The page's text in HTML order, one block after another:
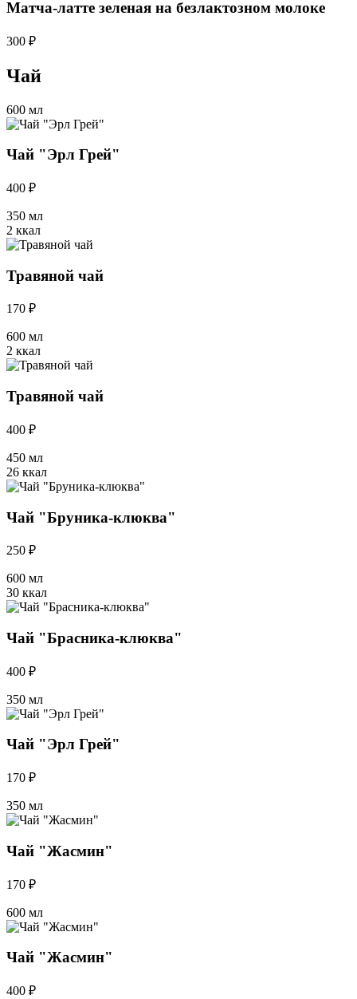
Матча-латте зеленая на безлактозном молоке
300 ₽
Чай
600 мл
Чай "Эрл Грей"
400 ₽
350 мл
2 ккал
Травяной чай
170 ₽
600 мл
2 ккал
Травяной чай
400 ₽
450 мл
26 ккал
Чай "Бруника-клюква"
250 ₽
600 мл
30 ккал
Чай "Брасника-клюква"
400 ₽
350 мл
Чай "Эрл Грей"
170 ₽
350 мл
Чай "Жасмин"
170 ₽
600 мл
Чай "Жасмин"
400 ₽